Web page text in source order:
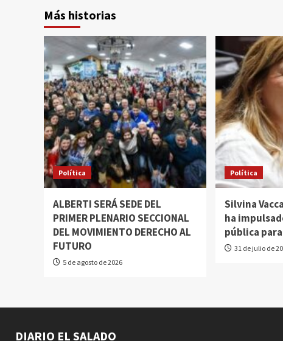
Más historias
Política
ALBERTI SERÁ SEDE DEL
PRIMER PLENARIO SECCIONAL
DEL MOVIMIENTO DERECHO AL
FUTURO
5 de agosto de 2026
Política
Silvina
ha
pública
31 de julio de
DIARIO EL SALADO